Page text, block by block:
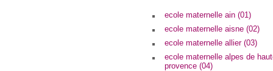
ecole maternelle ain (01)
ecole maternelle aisne (02)
ecole maternelle allier (03)
ecole maternelle alpes de
provence (04)